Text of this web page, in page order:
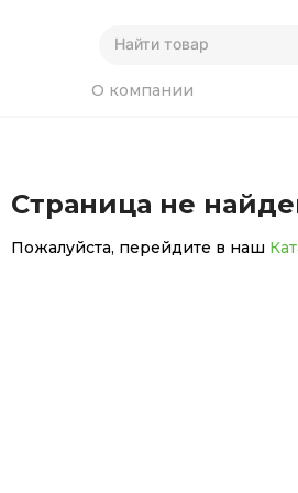
О компании
Страница не
Пожалуйста, перейдите в наш